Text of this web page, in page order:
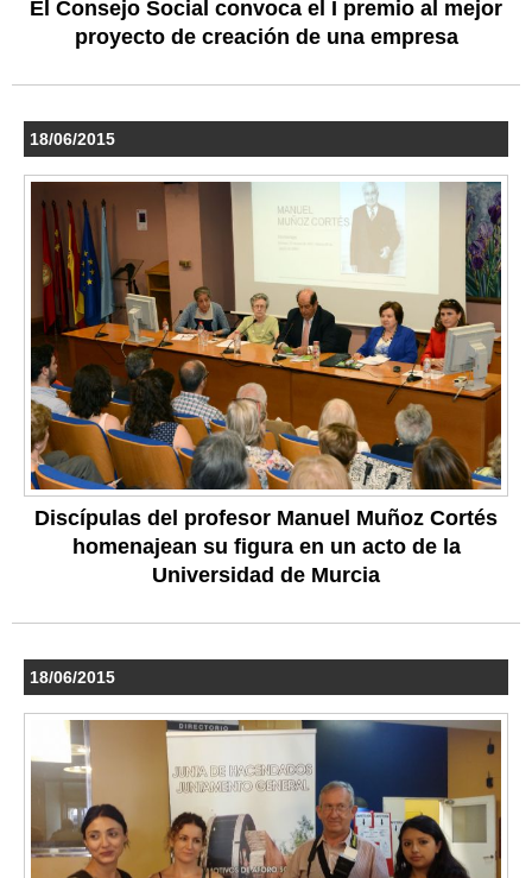
El Consejo Social convoca el I premio al mejor
proyecto de creación de una empresa
18/06/2015
Discípulas del profesor Manuel Muñoz Cortés
homenajean su figura en un acto de la
Universidad de Murcia
18/06/2015